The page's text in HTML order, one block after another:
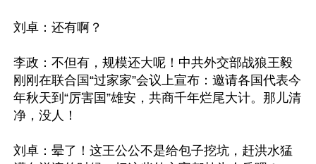
刘卓：还有啊？
李政：不但有，规模还大呢！中共外交部战狼王毅
刚刚在联合国“过家家”会议上宣布：邀请各国代表今
年秋天到“厉害国”雄安，共商千年烂尾大计。那儿清
净，没人！
刘卓：晕了！这王公公不是给包子挖坑，赶洪水猛